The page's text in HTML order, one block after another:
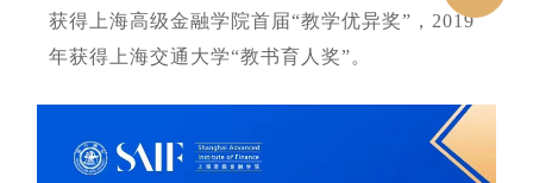
获得上海高级金融学院首届“教学优异奖”，2019
年获得上海交通大学“教书育人奖”。